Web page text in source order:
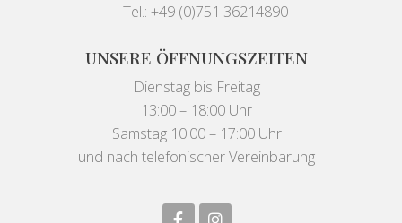
Tel.: +49 (0)751 36214890
UNSERE ÖFFNUNGSZEITEN
Dienstag bis Freitag
13:00 – 18:00 Uhr
Samstag 10:00 – 17:00 Uhr
und nach telefonischer Vereinbarung